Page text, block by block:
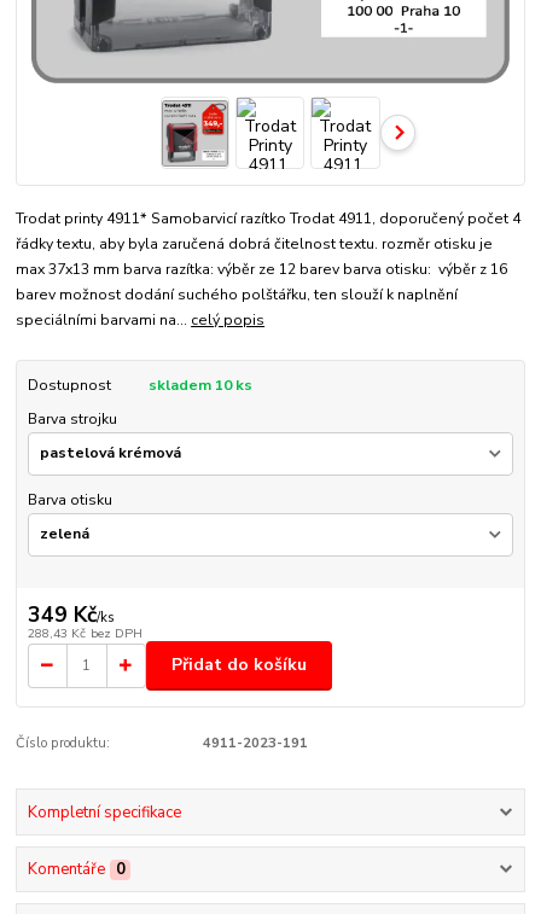
Trodat printy 4911* Samobarvicí razítko Trodat 4911, doporučený počet 4
řádky textu, aby byla zaručená dobrá čitelnost textu. rozměr otisku je
max 37x13 mm barva razítka: výběr ze 12 barev barva otisku: výběr z 16
barev možnost dodání suchého polštářku, ten slouží k naplnění
speciálními barvami na... celý popis
Dostupnost
skladem 10 ks
Barva strojku
Barva otisku
349 Kč/ks
288,43 Kč bez DPH
Přidat do košíku
Číslo produktu: 4911-2023-191
Kompletní specifikace
Komentáře 0